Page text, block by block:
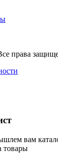
права
вам
товары